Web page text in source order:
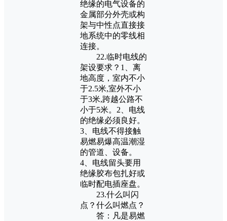
绝缘的电气设备的
金属部分外壳或构
架与中性点直接接
地系统中的零线相
连接。
22.临时电线的
架设要求？1、离
地高度，室内不小
于2.5米,室外不小
于3米,跨越公路不
小于5米。2、电线
的绝缘必须良好。
3、电线不得接触
易燃易爆高温潮湿
的管道、设备。
4、电线留头要用
绝缘胶布包扎好或
临时配电插座盘。
23.什么叫闪
点？什么叫燃点？
答：凡是易燃